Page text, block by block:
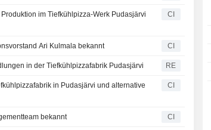
im Tiefkühlpizza-Werk Pudasjärvi
CI
Ari Kulmala bekannt CI
in der Tiefkühlpizzafabrik Pudasjärvi RE
in Pudasjärvi und alternative
CI
bekannt CI